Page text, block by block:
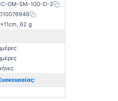
OM-SM-10G-D-2
62 g